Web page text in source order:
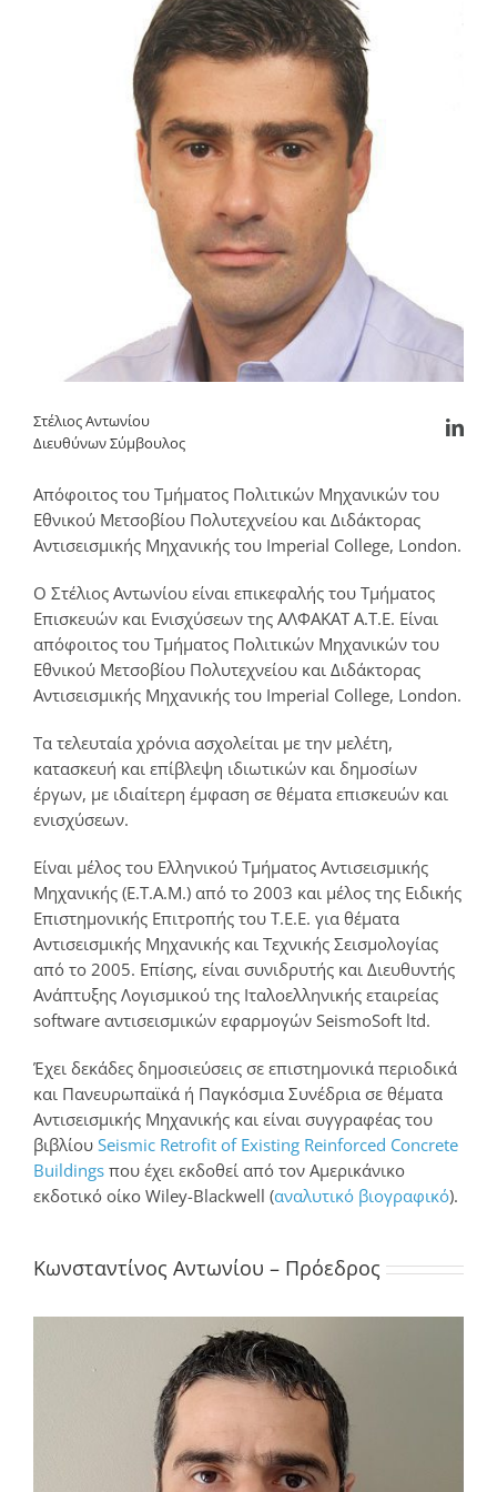
Στέλιος Αντωνίου
Διευθύνων Σύμβουλος
Απόφοιτος του Τμήματος Πολιτικών Μηχανικών του
Εθνικού Μετσοβίου Πολυτεχνείου και Διδάκτορας
Αντισεισμικής Μηχανικής του Imperial College, London.
O Στέλιος Αντωνίου είναι επικεφαλής του Τμήματος
Επισκευών και Ενισχύσεων της ΑΛΦΑΚΑΤ Α.Τ.Ε. Είναι
απόφοιτος του Τμήματος Πολιτικών Μηχανικών του
Εθνικού Μετσοβίου Πολυτεχνείου και Διδάκτορας
Αντισεισμικής Μηχανικής του Imperial College, London.
Τα τελευταία χρόνια ασχολείται με την μελέτη,
κατασκευή και επίβλεψη ιδιωτικών και δημοσίων
έργων, με ιδιαίτερη έμφαση σε θέματα επισκευών και
ενισχύσεων.
Είναι μέλος του Ελληνικού Τμήματος Αντισεισμικής
Μηχανικής (Ε.Τ.Α.Μ.) από το 2003 και μέλος της Ειδικής
Επιστημονικής Επιτροπής του Τ.Ε.Ε. για θέματα
Αντισεισμικής Μηχανικής και Τεχνικής Σεισμολογίας
από το 2005. Επίσης, είναι συνιδρυτής και Διευθυντής
Ανάπτυξης Λογισμικού της Ιταλοελληνικής εταιρείας
software αντισεισμικών εφαρμογών SeismoSoft ltd.
Έχει δεκάδες δημοσιεύσεις σε επιστημονικά περιοδικά
και Πανευρωπαϊκά ή Παγκόσμια Συνέδρια σε θέματα
Αντισεισμικής Μηχανικής και είναι συγγραφέας του
βιβλίου Seismic Retrofit of Existing Reinforced Concrete
Buildings που έχει εκδοθεί από τον Αμερικάνικο
εκδοτικό οίκο Wiley-Blackwell (αναλυτικό βιογραφικό).
Κωνσταντίνος Αντωνίου – Πρόεδρος